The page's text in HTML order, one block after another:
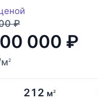
₽
000 ₽
2
212 м2